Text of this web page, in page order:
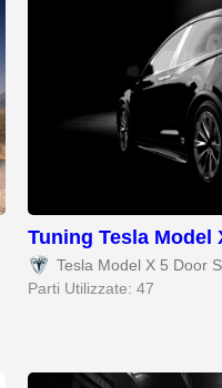
Tuning Tesla Model
Tesla Model X 5 Door
Parti Utilizzate: 47